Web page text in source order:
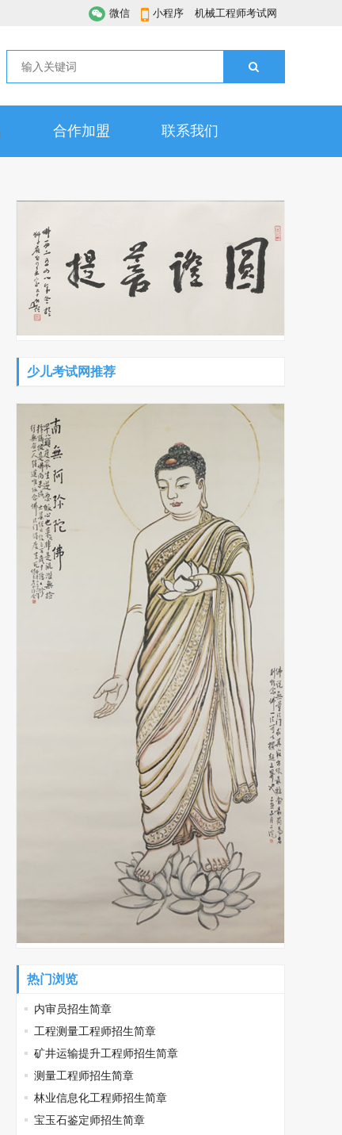
微信 小程序 机械工程师考试网
合作加盟 联系我们
少儿考试网推荐
热门浏览
内审员招生简章
工程测量工程师招生简章
矿井运输提升工程师招生简章
测量工程师招生简章
林业信息化工程师招生简章
宝玉石鉴定师招生简章